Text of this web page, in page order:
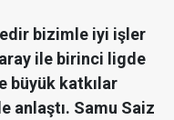
bizimle iyi işler
ile birinci ligde
büyük katkılar
anlaştı. Samu Saiz